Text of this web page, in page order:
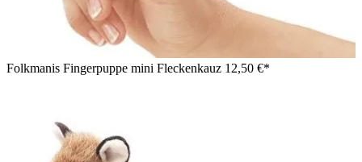
Folkmanis Fingerpuppe mini Fleckenkauz 12,50 €*